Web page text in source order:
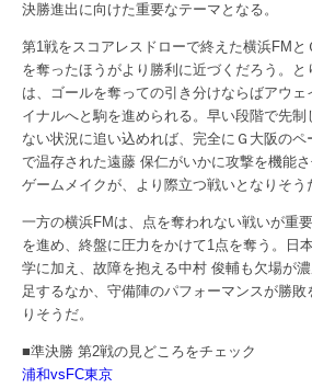
決勝進出に向けた重要なテーマとなる。
第1戦をスコアレスドローで終えた横浜FMと
を奪ったほうがより勝利に近づくだろう。と
は、ゴールを奪っての引き分けならばアウ
イナルへと駒を進められる。早い段階で先
ない状況に追い込めれば、完全にＧ大阪の
で温存された遠藤 保仁がいかに攻撃を機能
ゲームメイクが、より際立つ戦いとなりそう
一方の横浜FMは、点を奪われない戦いが重
を進め、終盤に圧力をかけて1点を奪う。日
学に加え、故障を抱える中村 俊輔も欠場が
足するなか、守備陣のパフォーマンスが勝
りそうだ。
■準決勝 第2戦の見どころをチェック
浦和vsFC東京